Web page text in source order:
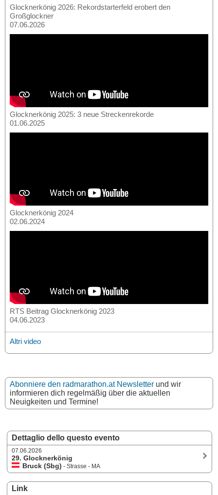
Dettaglio dello questo evento
07.06.2026
29. Glocknerkönig
Bruck (Sbg) - Strasse - MA
Link
Glocknerkönig 2026: Rekordstarterfeld erobert den
Großglockner
07.06.2026
Glocknerkönig 2025: 3 neue Streckenrekorde
01.06.2025
Glocknerkönig 2024
02.06.2024
RTS Beitrag Glocknerkönig 2023
04.06.2023
Altri video
Abonniere den radmarathon.at Newsletter und wir
informieren dich regelmäßig über die aktuellen
Neuigkeiten und Termine!